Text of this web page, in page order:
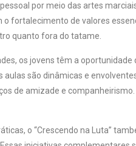
por meio das artes
o fortalecimento de valores
quanto fora do tatame.
os jovens têm a
aulas são dinâmicas e
de amizade e
o “Crescendo na Luta”